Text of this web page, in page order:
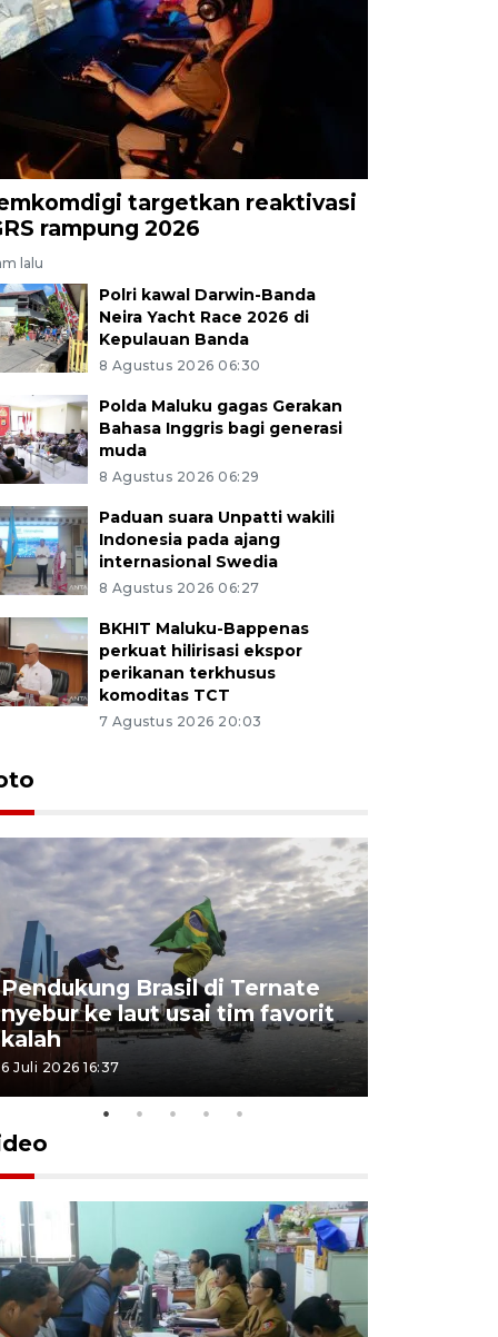
targetkan reaktivasi
rampung 2026
lalu
Polri kawal Darwin-Banda
Neira Yacht Race 2026 di
Kepulauan Banda
8 Agustus 2026 06:30
Polda Maluku gagas Gerakan
Bahasa Inggris bagi generasi
muda
8 Agustus 2026 06:29
Paduan suara Unpatti wakili
Indonesia pada ajang
internasional Swedia
8 Agustus 2026 06:27
BKHIT Maluku-Bappenas
perkuat hilirisasi ekspor
perikanan terkhusus
komoditas TCT
7 Agustus 2026 20:03
Pendukung Brasil di Ternate
nyebur ke laut usai tim favorit
kalah
6 Juli 2026 16:37